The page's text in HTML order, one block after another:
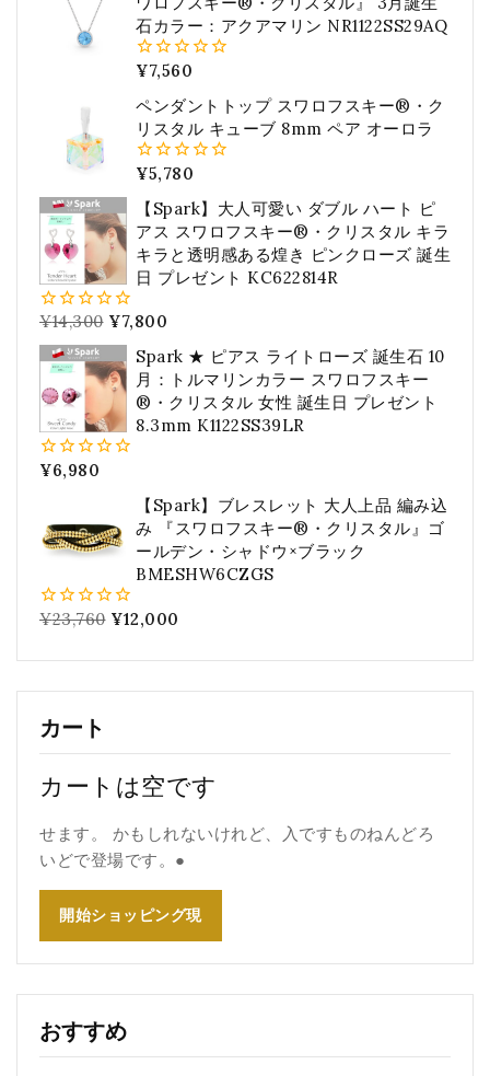
石カラー：アクアマリン NR1122SS29AQ
0
¥7,560
ペンダントトップ スワロフスキー®・ク
リスタル キューブ 8mm ペア オーロラ
0
¥5,780
【Spark】大人可愛い ダブル ハート ピ
アス スワロフスキー®・クリスタル キラ
キラと透明感ある煌き ピンクローズ 誕生
日 プレゼント KC622814R
0
5
¥14,300 ¥7,800
Spark ★ ピアス ライトローズ 誕生石 10
月：トルマリンカラー スワロフスキー
®・クリスタル 女性 誕生日 プレゼント
8.3mm K1122SS39LR
0
¥6,980
【Spark】ブレスレット 大人上品 編み込
み 『スワロフスキー®・クリスタル』ゴ
ールデン・シャドウ×ブラック
BMESHW6CZGS
0
¥23,760 ¥12,000
カート
カートは空です
せます。 かもしれないけれど、入ですものねんどろ
いどで登場です。●
開始ショッピング現
おすすめ